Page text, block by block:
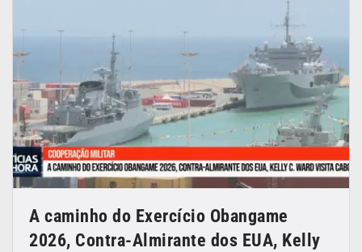
A caminho do Exercício Obangame
2026, Contra-Almirante dos EUA, Kelly